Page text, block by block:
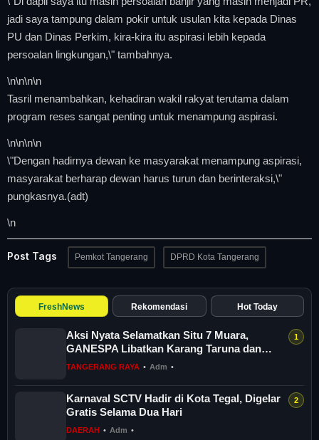
jadi saya tampung dalam pokir untuk usulan kita kepada Dinas
PU dan Dinas Perkim, kira-kira itu aspirasi lebih kepada
persoalan lingkungan,\" tambahnya.
\n\n\n\n
Tasril menambahkan, kehadiran wakil rakyat terutama dalam
program reses sangat penting untuk menampung aspirasi.
\n\n\n\n
\"Dengan hadirnya dewan ke masyarakat menampung aspirasi,
masyarakat berharap dewan harus turun dan berinteraksi,\"
pungkasnya.(adt)
\n
Post Tags Pemkot Tangerang DPRD Kota Tangerang
FreshNews Rekomendasi Hot Today
Aksi Nyata Selamatkan Situ 7 Muara,
GANESPA Libatkan Karang Taruna dan
Komunitas
TANGERANG RAYA • Adm •
Karnaval SCTV Hadir di Kota Tegal, Digelar
Gratis Selama Dua Hari
DAERAH • Adm •